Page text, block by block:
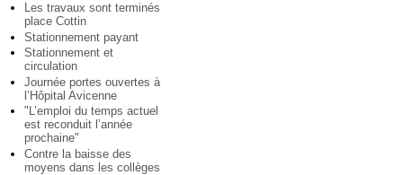
Les travaux sont terminés
place Cottin
Stationnement payant
Stationnement et
circulation
Journée portes ouvertes à
l’Hôpital Avicenne
"L’emploi du temps actuel
est reconduit l’année
prochaine"
Contre la baisse des
moyens dans les collèges